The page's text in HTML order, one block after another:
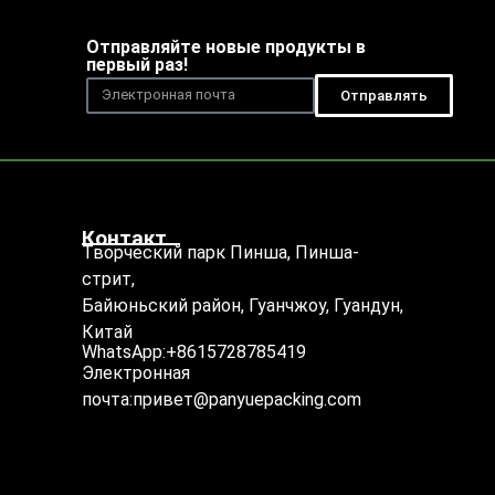
Отправляйте новые продукты в
первый раз!
Отправлять
Контакт
Творческий парк Пинша, Пинша-
стрит,
Байюньский район, Гуанчжоу, Гуандун,
Китай
WhatsApp:+8615728785419
Электронная
почта:привет@panyuepacking.com